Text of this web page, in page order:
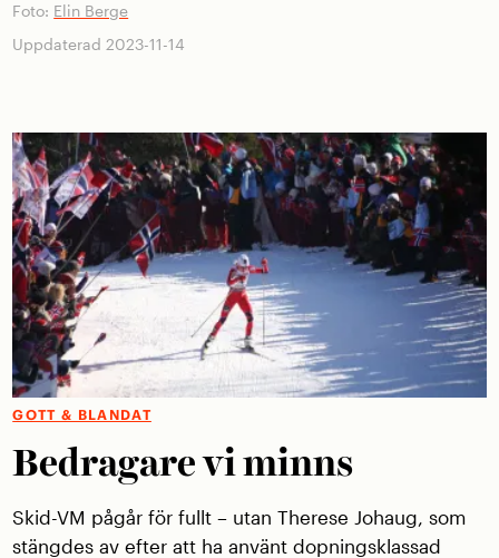
Foto: Elin Berge
Uppdaterad 2023-11-14
GOTT & BLANDAT
Bedragare vi minns
Skid-VM pågår för fullt – utan Therese Johaug, som
stängdes av efter att ha använt dopningsklassad